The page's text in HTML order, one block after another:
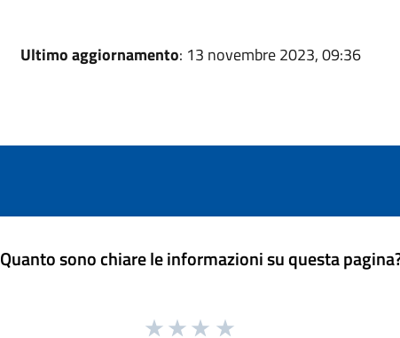
Ultimo aggiornamento: 13 novembre 2023, 09:36
Quanto sono chiare le informazioni su questa